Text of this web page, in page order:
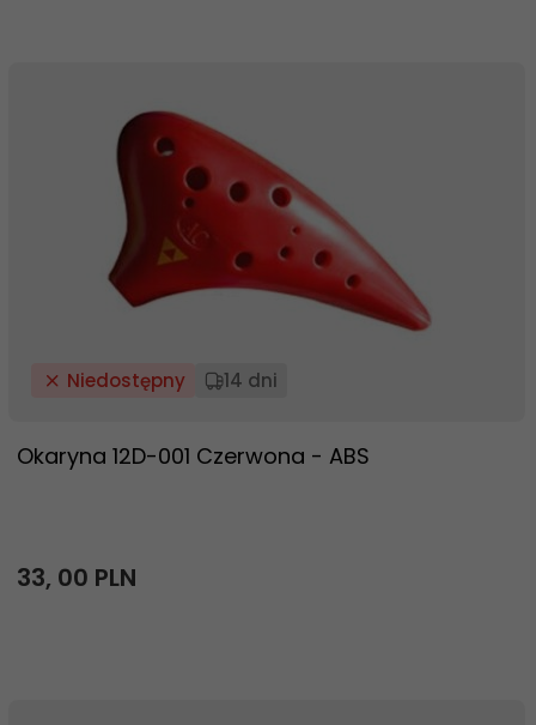
Niedostępny 14 dni
Okaryna 12D-001 Czerwona - ABS
33, 00 PLN